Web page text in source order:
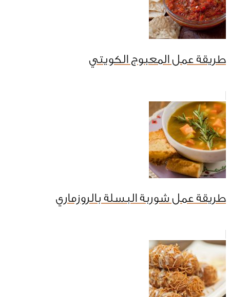
طريقة عمل المعبوج الكويتي
طريقة عمل شوربة البسلة بالروزماري